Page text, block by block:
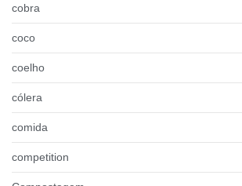
cobra
coco
coelho
cólera
comida
competition